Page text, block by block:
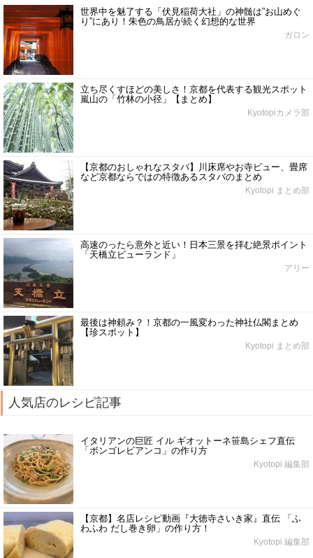
世界中を魅了する「伏見稲荷大社」の神髄は”お山めぐ
り”にあり！朱色の鳥居が続く幻想的な世界
ガロン
立ち尽くすほどの美しさ！京都を代表する観光スポット
嵐山の「竹林の小径」【まとめ】
Kyotopiカメラ部
【京都のおしゃれなスタバ】川床席やお寺ビュー、畳席
など京都ならではの特徴あるスタバのまとめ
Kyotopi まとめ部
高速のったら意外と近い！日本三景を拝む絶景ポイント
「天橋立ビューランド」
アリー
最後は神頼み？！京都の一風変わった神社仏閣まとめ
【珍スポット】
Kyotopi まとめ部
人気店のレシピ記事
イタリアンの巨匠 イル ギオットーネ笹島シェフ直伝
「ボンゴレビアンコ」の作り方
Kyotopi 編集部
【京都】名店レシピ動画『大徳寺さいき家』直伝 「ふ
わふわ だし巻き卵」の作り方！
Kyotopi 編集部